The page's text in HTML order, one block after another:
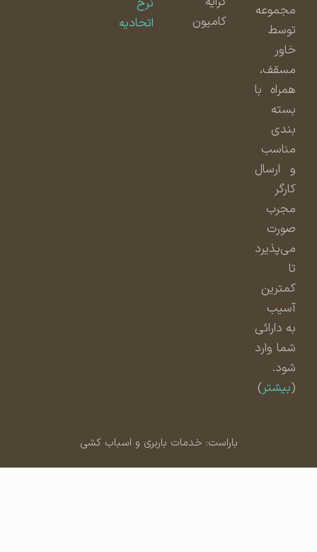
مجموعه
توسط
مسقف،
همراه با
بسته
بندی
مناسب
و ارسال
مجرب
صورت
می‌پذیرد
کمترین
آسیب
به دارائی
شما وارد
شود.
بیشتر)
کامیون
اتحادیه
باراست: خدمات باربری و اسباب کشی